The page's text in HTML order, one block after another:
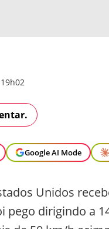
Google AI Mode
Unidos
pego dirigindo a